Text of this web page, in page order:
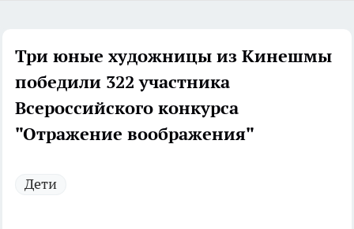
Три юные художницы из Кинешмы
победили 322 участника
Всероссийского конкурса
"Отражение воображения"
Дети